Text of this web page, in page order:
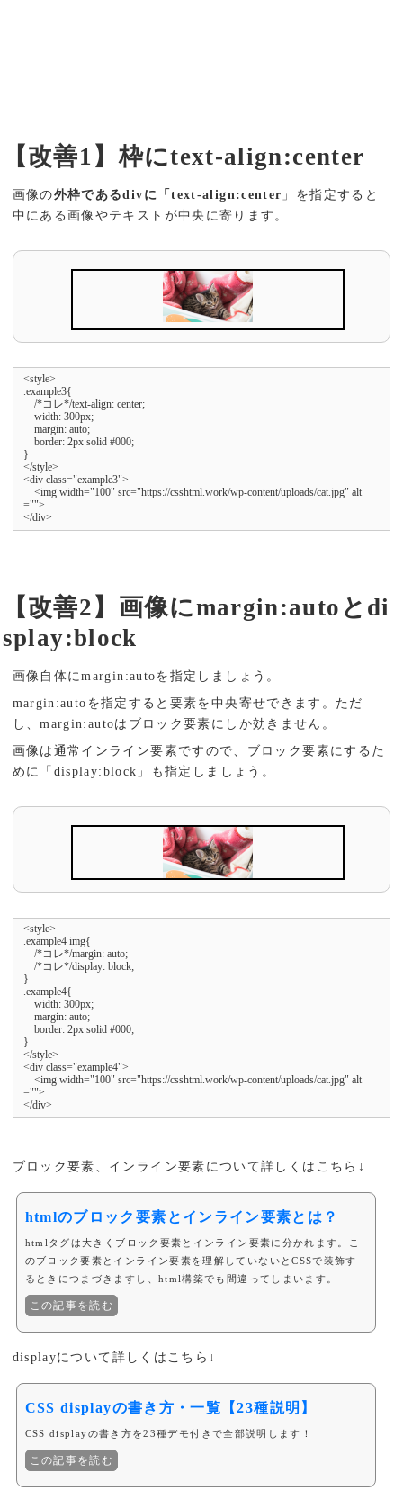
【改善1】枠にtext-align:center
画像の外枠であるdivに「text-align:center 」を指定すると
中にある画像やテキストが中央に寄ります。
<style>
.example3{
    /*コレ*/text-align: center;
    width: 300px;
    margin: auto;
}
</style>
<div class="example3">
    <img width="100" src="https://csshtml.work/wp-content/uploads/cat.jpg" alt
="">
</div>
【改善2】画像にmargin:autoとdi
splay:block
画像自体にmargin:autoを指定しましょう。
margin:autoを指定すると要素を中央寄せできます。ただ
し、margin:autoはブロック要素にしか効きません。
画像は通常インライン要素ですので、ブロック要素にするた
めに「display:block」も指定しましょう。
<style>
.example4 img{
    /*コレ*/margin: auto;
    /*コレ*/display: block;
}
.example4{
    width: 300px;
    margin: auto;
}
</style>
<div class="example4">
    <img width="100" src="https://csshtml.work/wp-content/uploads/cat.jpg" alt
="">
</div>
ブロック要素、インライン要素について詳しくはこちら↓
htmlのブロック要素とインライン要素とは？
htmlタグは大きくブロック要素とインライン要素に分かれます。こ
のブロック要素とインライン要素を理解していないとCSSで装飾す
るときにつまづきますし、html構築でも間違ってしまいます。
この記事を読む
displayについて詳しくはこちら↓
CSS displayの書き方・一覧【23種説明】
CSS displayの書き方を23種デモ付きで全部説明します！
この記事を読む